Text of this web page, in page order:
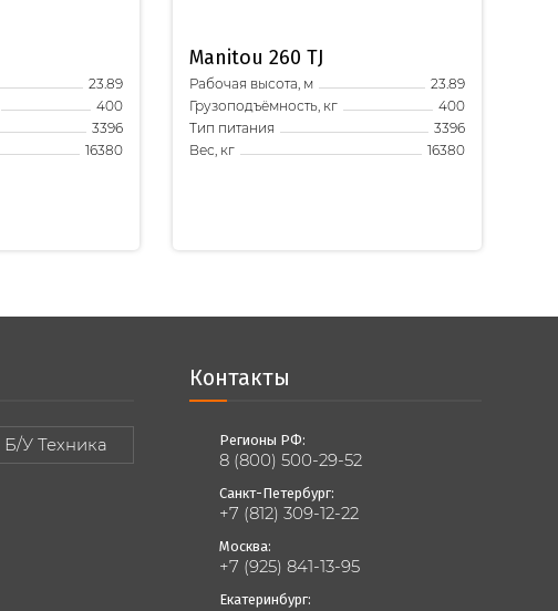
23.89
400
3396
16380
Manitou 260 TJ
Рабочая высота, м
23.89
Грузоподъёмность, кг
400
Тип питания
3396
Вес, кг
16380
Б/У Техника
Контакты
Регионы РФ:
8 (800) 500-29-52
Санкт-Петербург:
+7 (812) 309-12-22
Москва:
+7 (925) 841-13-95
Екатеринбург: